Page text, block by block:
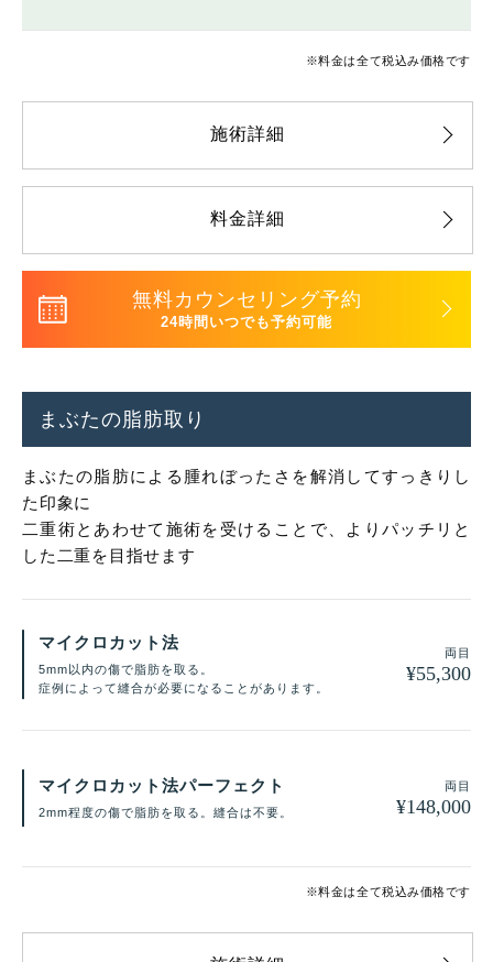
※料金は全て税込み価格です
施術詳細
料金詳細
無料カウンセリング予約
24時間いつでも予約可能
まぶたの脂肪取り
まぶたの脂肪による腫れぼったさを解消してすっきりし
た印象に
二重術とあわせて施術を受けることで、よりパッチリと
した二重を目指せます
マイクロカット法
5mm以内の傷で脂肪を取る。
症例によって縫合が必要になることがあります。
両目
¥55,300
マイクロカット法パーフェクト
2mm程度の傷で脂肪を取る。縫合は不要。
両目
¥148,000
※料金は全て税込み価格です